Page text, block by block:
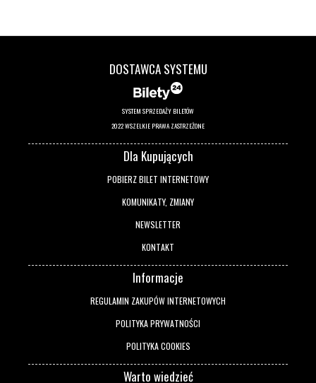
DOSTAWCA SYSTEMU
SYSTEM SPRZEDAŻY BILETÓW
2022 WSZELKIE PRAWA ZASTRZEŻONE
Dla Kupujących
POBIERZ BILET INTERNETOWY
KOMUNIKATY, ZMIANY
NEWSLETTER
KONTAKT
Informacje
REGULAMIN ZAKUPÓW INTERNETOWYCH
POLITYKA PRYWATNOŚCI
POLITYKA COOKIES
Warto wiedzieć